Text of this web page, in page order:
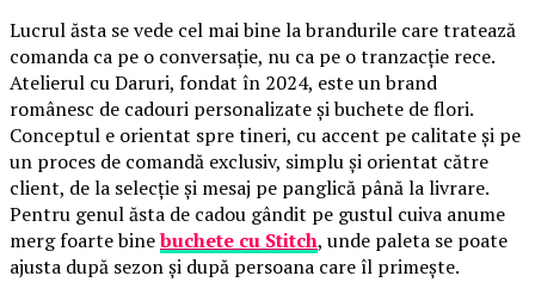
Lucrul ăsta se vede cel mai bine la brandurile care tratează
comanda ca pe o conversație, nu ca pe o tranzacție rece.
Atelierul cu Daruri, fondat în 2024, este un brand
românesc de cadouri personalizate și buchete de flori.
Conceptul e orientat spre tineri, cu accent pe calitate și pe
un proces de comandă exclusiv, simplu și orientat către
client, de la selecție și mesaj pe panglică până la livrare.
Pentru genul ăsta de cadou gândit pe gustul cuiva anume
merg foarte binebuchete cu Stitch, unde paleta se poate
ajusta după sezon și după persoana care îl primește.